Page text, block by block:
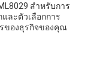
สําหรับการ
ละตัวเลือกการ
ของธุรกิจของคุณ